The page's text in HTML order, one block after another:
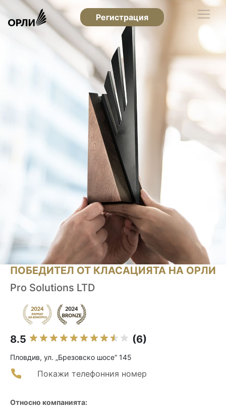
Регистрация
ПОБЕДИТЕЛ ОТ КЛАСАЦИЯТА НА ОРЛИ
Pro Solutions LTD
8.5 (6)
Пловдив, ул. „Брезовско шосе“ 145
Покажи телефонния номер
Относно компанията: